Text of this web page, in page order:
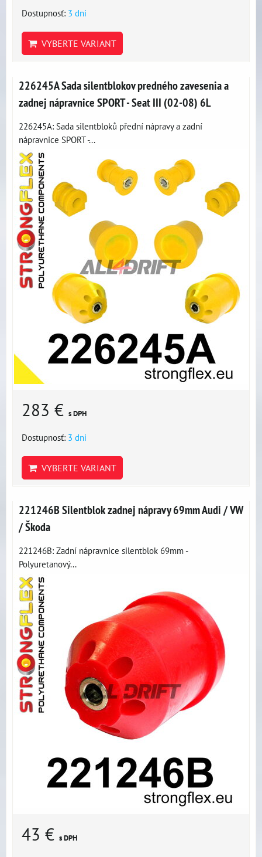
Dostupnosť: 3 dni
VYBERTE VARIANT
226245A Sada silentblokov predného zavesenia a
zadnej nápravnice SPORT - Seat III (02-08) 6L
226245A: Sada silentbloků přední nápravy a zadní
nápravnice SPORT -...
283 € s DPH
Dostupnosť: 3 dni
VYBERTE VARIANT
221246B Silentblok zadnej nápravy 69mm Audi / VW
/ Škoda
221246B: Zadní nápravnice silentblok 69mm -
Polyuretanový...
43 € s DPH